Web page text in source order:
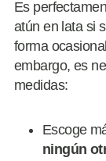
Es
atún en lata si
forma
embargo, es
medidas:
Escoge
ningún